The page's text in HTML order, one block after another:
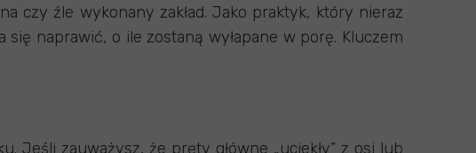
czy źle wykonany zakład. Jako praktyk, który nieraz
się naprawić, o ile zostaną wyłapane w porę. Kluczem
Jeśli zauważysz, że pręty główne „uciekły” z osi lub